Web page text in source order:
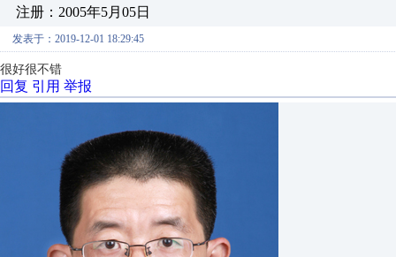
注册：2005年5月05日
发表于：2019-12-01 18:29:45
很好很不错
回复 引用 举报